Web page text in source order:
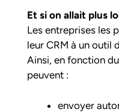
Et si on allait plus
Les entreprises les
leur CRM à un outil
Ainsi, en fonction
peuvent :
envoyer